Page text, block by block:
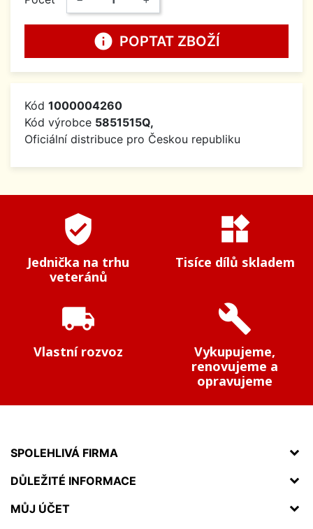
info POPTAT ZBOŽÍ
Kód 1000004260
Kód výrobce 5851515Q,
Oficiální distribuce pro Českou republiku
verified_user
Jednička na trhu
veteránů
widgets
Tisíce dílů skladem
local_shipping
Vlastní rozvoz
build
Vykupujeme,
renovujeme a
opravujeme
SPOLEHLIVÁ FIRMA
DŮLEŽITÉ INFORMACE
MŮJ ÚČET